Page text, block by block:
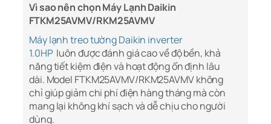
Vì sao nên chọn Máy Lạnh Daikin
FTKM25AVMV/RKM25AVMV
Máy lạnh treo tường Daikin inverter
1.0HPluôn được đánh giá cao về độ bền, khả
năng tiết kiệm điện và hoạt động ổn định lâu
dài. Model FTKM25AVMV/RKM25AVMV không
chỉ giúp giảm chi phí điện hàng tháng mà còn
mang lại không khí sạch và dễ chịu cho người
dùng.